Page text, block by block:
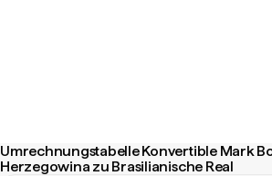
Umrechnungstabelle Konvertible Mark
Herzegowina zu Brasilianische Real